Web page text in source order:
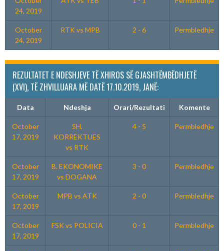
24, 2019
October
24, 2019
RTK vs MPB 2 - 6 Permbledhje
REZULTATET E NDESHJEVE TË XHIROS SË GJASHTËMBËDHJETË
(XVI), TË ZHVILLUARA MË DATË 17.10.2019, JANË:
Data Ndeshja Orari/Rezultati Komente
October
17, 2019
SH.
KORREKTUES
vs RTK
4 - 5 Permbledhje
October
17, 2019
B. EKONOMIKE
vs DOGANA
3 - 0 Permbledhje
October
17, 2019
MPB vs ATK 2 - 0 Permbledhje
October
17, 2019
FSK vs POLICIA 0 - 1 Permbledhje